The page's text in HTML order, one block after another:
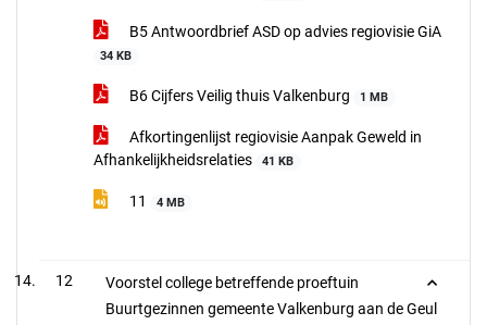
B5 Antwoordbrief ASD op advies regiovisie GiA
34 KB
B6 Cijfers Veilig thuis Valkenburg 1 MB
Afkortingenlijst regiovisie Aanpak Geweld in
Afhankelijkheidsrelaties
41 KB
11 4 MB
12
Voorstel college betreffende proeftuin
Buurtgezinnen gemeente Valkenburg aan de Geul